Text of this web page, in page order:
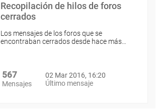
Recopilación de hilos de foros
cerrados
Los mensajes de los foros que se
encontraban cerrados desde hace más…
567
Mensajes
02 Mar 2016, 16:20
Último mensaje